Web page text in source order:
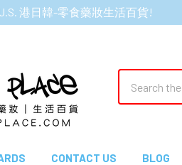
港日韓-零食藥妝生活百貨!
CONTACT US BLOG